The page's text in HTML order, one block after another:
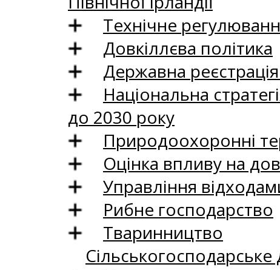
Технічне
Довкіллєва політика
Державна реєстрація
Національна
до 2030 року
Природоохоронні
Оцінка впливу на
Управління
Рибне господарство
Тваринництво